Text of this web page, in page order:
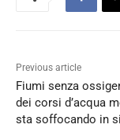
Previous article
Fiumi senza
dei corsi d’acqua
sta soffocando in